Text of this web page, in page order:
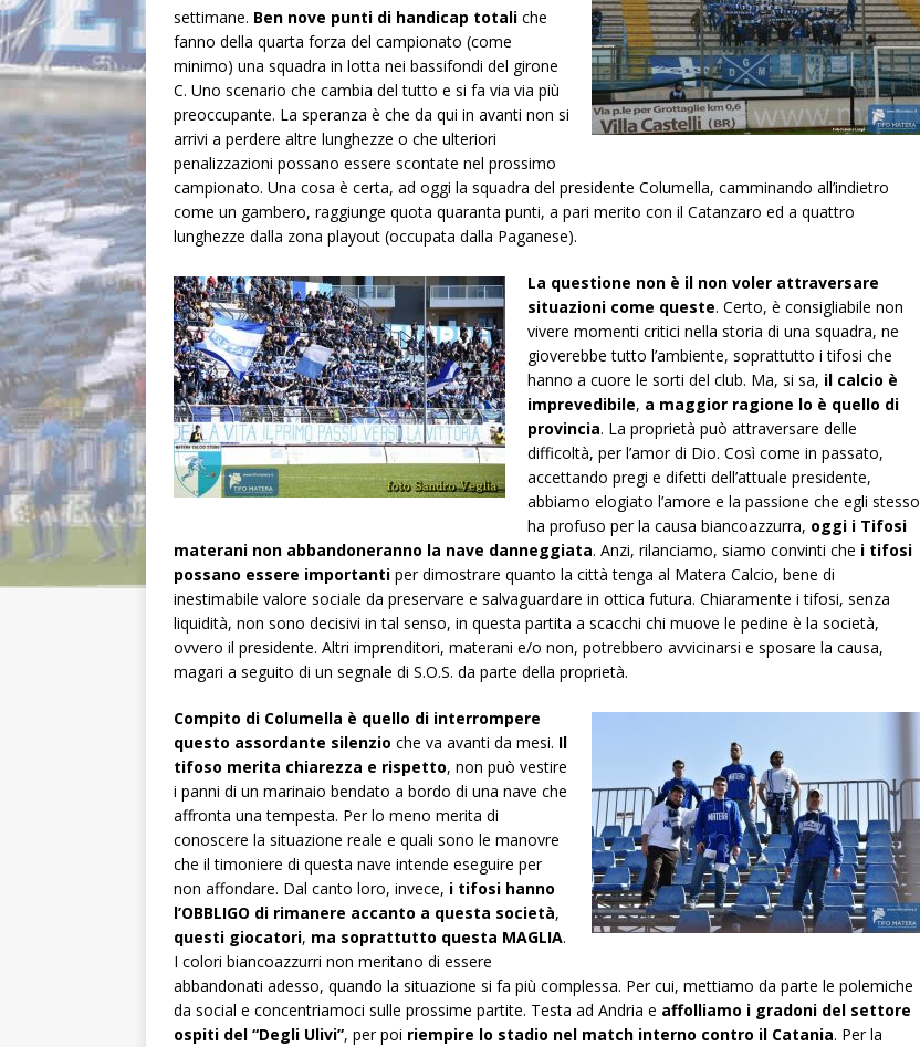
settimane. Ben nove punti di handicap totali che
fanno della quarta forza del campionato (come
minimo) una squadra in lotta nei bassifondi del girone
C. Uno scenario che cambia del tutto e si fa via via più
preoccupante. La speranza è che da qui in avanti non si
arrivi a perdere altre lunghezze o che ulteriori
penalizzazioni possano essere scontate nel prossimo
campionato. Una cosa è certa, ad oggi la squadra del presidente Columella, camminando all’indietro
come un gambero, raggiunge quota quaranta punti, a pari merito con il Catanzaro ed a quattro
lunghezze dalla zona playout (occupata dalla Paganese).
La questione non è il non voler attraversare
situazioni come queste. Certo, è consigliabile non
vivere momenti critici nella storia di una squadra, ne
gioverebbe tutto l’ambiente, soprattutto i tifosi che
hanno a cuore le sorti del club. Ma, si sa, il calcio è
imprevedibile, a maggior ragione lo è quello di
provincia. La proprietà può attraversare delle
difficoltà, per l’amor di Dio. Così come in passato,
accettando pregi e difetti dell’attuale presidente,
abbiamo elogiato l’amore e la passione che egli stesso
ha profuso per la causa biancoazzurra, oggi i Tifosi
materani non abbandoneranno la nave danneggiata. Anzi, rilanciamo, siamo convinti che i tifosi
possano essere importanti per dimostrare quanto la città tenga al Matera Calcio, bene di
inestimabile valore sociale da preservare e salvaguardare in ottica futura. Chiaramente i tifosi, senza
liquidità, non sono decisivi in tal senso, in questa partita a scacchi chi muove le pedine è la società,
ovvero il presidente. Altri imprenditori, materani e/o non, potrebbero avvicinarsi e sposare la causa,
magari a seguito di un segnale di S.O.S. da parte della proprietà.
Compito di Columella è quello di interrompere
questo assordante silenzio che va avanti da mesi. Il
tifoso merita chiarezza e rispetto, non può vestire
i panni di un marinaio bendato a bordo di una nave che
affronta una tempesta. Per lo meno merita di
conoscere la situazione reale e quali sono le manovre
che il timoniere di questa nave intende eseguire per
non affondare. Dal canto loro, invece, i tifosi hanno
l’OBBLIGO di rimanere accanto a questa società,
questi giocatori, ma soprattutto questa MAGLIA.
I colori biancoazzurri non meritano di essere
abbandonati adesso, quando la situazione si fa più complessa. Per cui, mettiamo da parte le polemiche
da social e concentriamoci sulle prossime partite. Testa ad Andria e affolliamo i gradoni del settore
ospiti del “Degli Ulivi”, per poi riempire lo stadio nel match interno contro il Catania. Per la